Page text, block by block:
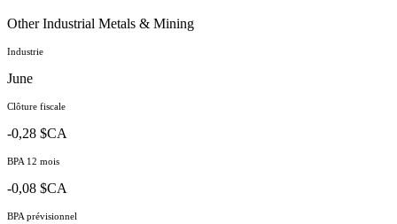
Other Industrial Metals & Mining
Industrie
June
Clôture fiscale
-0,28 $CA
BPA 12 mois
-0,08 $CA
BPA prévisionnel